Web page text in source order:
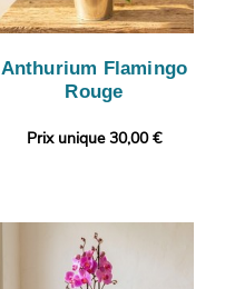
Anthurium Flamingo
Rouge
Prix unique 30,00 €